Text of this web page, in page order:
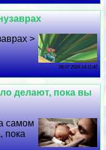
>
08 07 2026 14:11:40
делают, пока вы
самом
пока